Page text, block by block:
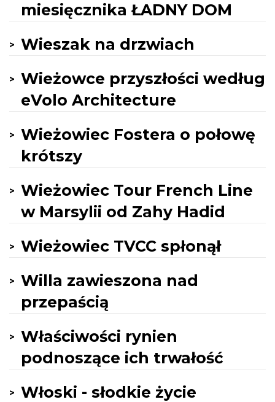
miesięcznika ŁADNY DOM
Wieszak na drzwiach
Wieżowce przyszłości według
eVolo Architecture
Wieżowiec Fostera o połowę
krótszy
Wieżowiec Tour French Line
w Marsylii od Zahy Hadid
Wieżowiec TVCC spłonął
Willa zawieszona nad
przepaścią
Właściwości rynien
podnoszące ich trwałość
Włoski - słodkie życie